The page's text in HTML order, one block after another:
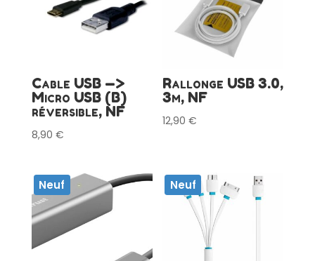
Cable USB —>
Micro USB (B)
réversible, NF
8,90 €
Rallonge USB 3.0,
3m, NF
12,90€
Neuf Neuf